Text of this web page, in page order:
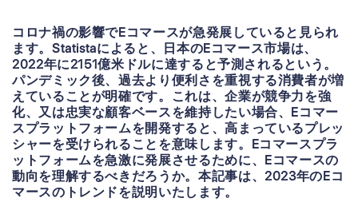
コロナ禍の影響でEコマースが急発展していると見られ
ます。Statistaによると、日本のEコマース市場は、
2022年に2151億米ドルに達すると予測されるという。
パンデミック後、過去より便利さを重視する消費者が増
えていることが明確です。これは、企業が競争力を強
化、又は忠実な顧客ベースを維持したい場合、Eコマー
スプラットフォームを開発すると、高まっているプレッ
シャーを受けられることを意味します。Eコマースプラ
ットフォームを急激に発展させるために、Eコマースの
動向を理解するべきだろうか。本記事は、2023年のEコ
マースのトレンドを説明いたします。